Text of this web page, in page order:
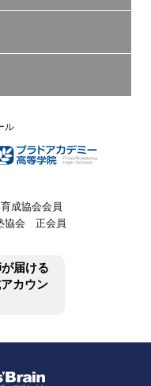
ル
成協会会員
協会 正会員
届ける
カウン